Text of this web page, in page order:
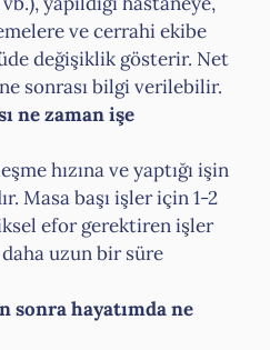
ve cerrahi ekibe
değişiklik gösterir. Net
sonrası bilgi verilebilir.
ne zaman işe
hızına ve yaptığı işin
Masa başı işler için 1-2
efor gerektiren işler
uzun bir süre
sonra hayatımda ne